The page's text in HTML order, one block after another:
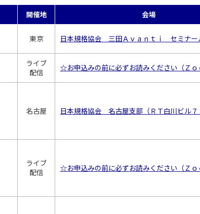
開催地 会場
東京 日本規格協会 三田Ａｖａｎｔｉ セミナー
ライブ
配信
☆お申込みの前に必ずお読みください（Ｚ
名古屋 日本規格協会 名古屋支部（ＲＴ白川ビル７
ライブ
配信
☆お申込みの前に必ずお読みください（Ｚ